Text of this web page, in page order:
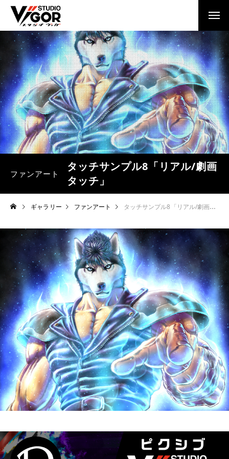
ホーム
事業内容
ギャラリー
お知らせ
会社概要
お問い合わせ
ホーム 事業内容 ギャラリー お知らせ 会社概要
ファンアート
タッチサンプル8「リアル/劇画
タッチ」
ギャラリー ファンアート タッチサンプル8「リアル/劇画タッチ」